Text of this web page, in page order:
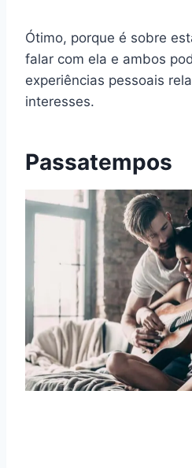
Ótimo, porque é sobre
falar com ela e ambos
experiências pessoais
interesses.
Passatempos